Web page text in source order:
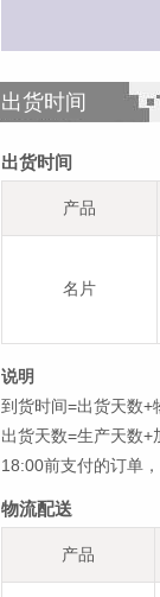
出货时间
出货时间
产品
名片
说明
到货时间=出货天数+
出货天数=生产天数
18:00前支付的订单
物流配送
产品